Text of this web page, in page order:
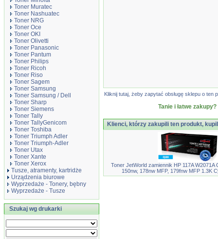
Toner Muratec
Toner Nashuatec
Toner NRG
Toner Oce
Toner OKI
Toner Olivetti
Toner Panasonic
Toner Pantum
Toner Philips
Toner Ricoh
Toner Riso
Toner Sagem
Toner Samsung
Toner Samsung / Dell
Toner Sharp
Toner Siemens
Toner Tally
Toner TallyGenicom
Toner Toshiba
Toner Triumph Adler
Toner Triumph-Adler
Toner Utax
Toner Xante
Toner Xerox
Tusze, atramenty, kartridże
Urządzenia biurowe
Wyprzedaże - Tonery, bębny
Wyprzedaże - Tusze
Szukaj wg drukarki
Kliknij tutaj, żeby zapytać obsługę sklepu o
Tanie i łatwe
Klienci, którzy zakupili ten produkt,
Toner JetWorld zamiennik HP 117A W2071A
150nw, 178nw MFP, 179fnw MFP 1.3K